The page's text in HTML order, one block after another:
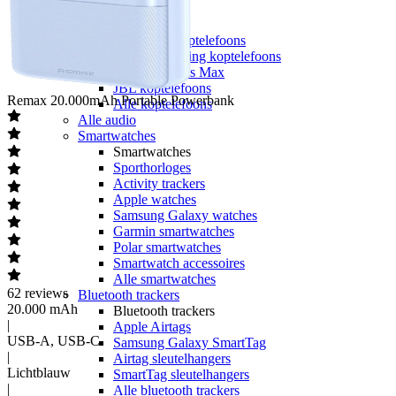
Koptelefoons
Koptelefoons
Draadloze koptelefoons
Noise cancelling koptelefoons
Apple Airpods Max
JBL koptelefoons
Alle koptelefoons
Alle audio
Smartwatches
Smartwatches
Sporthorloges
Activity trackers
Apple watches
Samsung Galaxy watches
Garmin smartwatches
Polar smartwatches
Smartwatch accessoires
Alle smartwatches
Bluetooth trackers
Bluetooth trackers
Apple Airtags
Samsung Galaxy SmartTag
Airtag sleutelhangers
SmartTag sleutelhangers
Alle bluetooth trackers
Remax 20.000mAh Portable Powerbank
62 reviews
20.000 mAh
|
USB-A, USB-C
|
Lichtblauw
|